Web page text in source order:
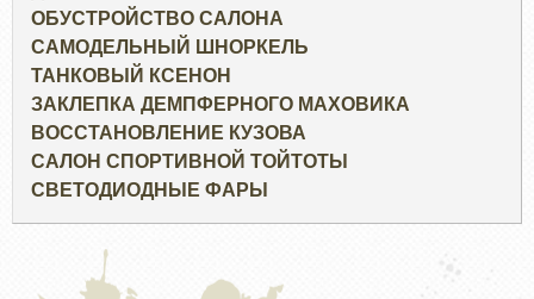
ОБУСТРОЙСТВО САЛОНА
САМОДЕЛЬНЫЙ ШНОРКЕЛЬ
ТАНКОВЫЙ КСЕНОН
ЗАКЛЕПКА ДЕМПФЕРНОГО МАХОВИКА
ВОССТАНОВЛЕНИЕ КУЗОВА
САЛОН СПОРТИВНОЙ ТОЙТОТЫ
СВЕТОДИОДНЫЕ ФАРЫ